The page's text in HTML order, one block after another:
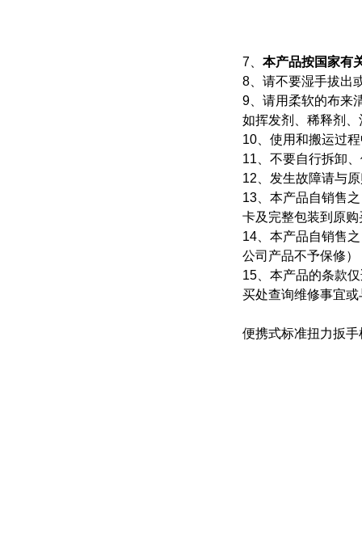
7、 本产品按国家有
8、请不要湿手拔出
9、请用柔软的布来
如挥发剂、稀释剂、
10、使用和搬运过
11、不要自行拆卸
12、发生故障请与
13、本产品自销售
卡及完整包装到原
14、本产品自销售
公司产品不予保修
15、本产品的条款
买处查询维修事宜
便携式标准扭力扳